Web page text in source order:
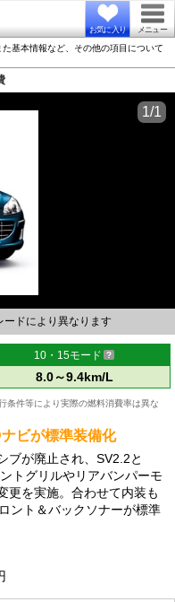
お気に入り メニュー
基本情報など、その他の項目について
ドにより異なります
1/1
10・15モード
8.0～9.4km/L
条件等により実際の燃料消費率は異な
ビが標準装備化
ブが廃止され、SV2.2と
トグリルやリアバンパーモ
更を実施。合わせて内装も
ント＆バックソナーが標準